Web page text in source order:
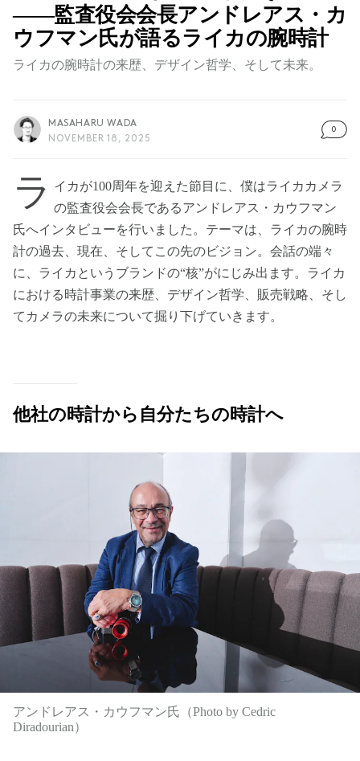
――監査役会会長アンドレアス・カ
ウフマン氏が語るライカの腕時計
ライカの腕時計の来歴、デザイン哲学、そして未来。
MASAHARU WADA
NOVEMBER 18, 2025
0
ラ
イカが100周年を迎えた節目に、僕はライカカメラ
の監査役会会長であるアンドレアス・カウフマン
氏へインタビューを行いました。テーマは、ライカの腕時
計の過去、現在、そしてこの先のビジョン。会話の端々
に、ライカというブランドの“核”がにじみ出ます。ライカ
における時計事業の来歴、デザイン哲学、販売戦略、そし
てカメラの未来について掘り下げていきます。
他社の時計から自分たちの時計へ
アンドレアス・カウフマン氏（Photo by Cedric
Diradourian）